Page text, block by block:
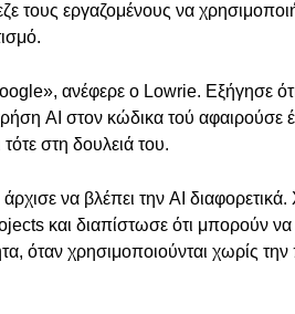
τους εργαζομένους να
ανέφερε ο Lowrie. Εξήγησε
AI στον κώδικα τού αφαιρούσε
στη δουλειά του.
να βλέπει την AI διαφορετικά.
και διαπίστωσε ότι μπορούν
όταν χρησιμοποιούνται χωρίς